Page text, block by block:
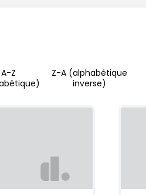
A-Z
Z-A (alphabétique
inverse)